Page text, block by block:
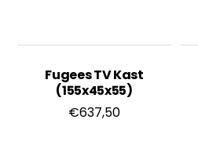
Fugees TV Kast
(155x45x55)
€637,50